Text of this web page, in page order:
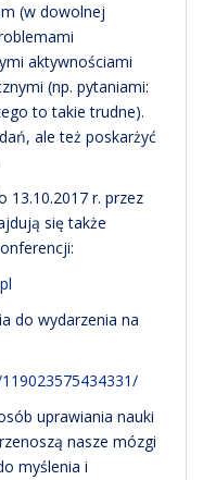
(w dowolnej
aktywnościami
(np. pytaniami:
to takie trudne).
ale też poskarżyć
13.10.2017 r. przez
się także
do wydarzenia na
uprawiania nauki
nasze mózgi
myślenia i